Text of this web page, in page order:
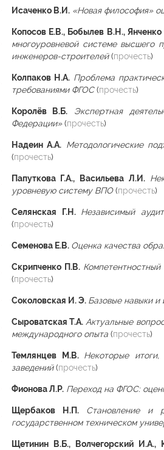
Исаченко В.И. «Новая философия»
Копосов Е.В., Бобылев В.Н., Янченко
многоуровневой системе высшего
инженеров-строителей(прочесть)
Колпаков Н.А. Проблема
требованиями ФГОС(прочесть)
Королёв В.Б.
Экспертная
Федерации»(прочесть)
Надеин А.А. Методологические
(прочесть)
Папуткова Г.А., Васильева Л.И.
уровневую систему ВПО(прочесть)
Селянская Г.Н. Независимый
(прочесть)
Семенова Е.В. Оценка качества
Скрипченко П.В.
(прочесть)
Соколовская И. Э. Базовые навыки и
Сыроватская Т.А. Актуальные
международного опыта(прочесть)
Темлянцев М.В. Некоторые
заведений(прочесть)
Фионова Л.Р. Переход на ФГОС:
Щербаков Н.П.
Становление и
государственном техническом
Щетинин В.Б., Волчегорский И.А.,